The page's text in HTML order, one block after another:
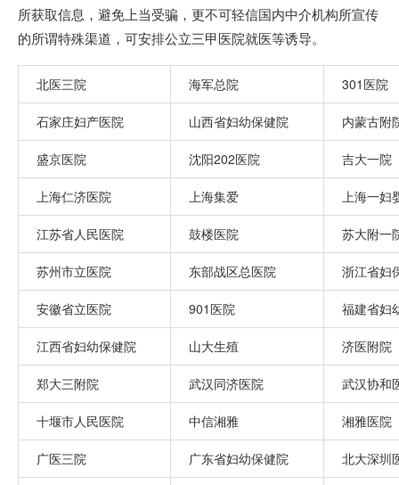
所获取信息，避免上当受骗，更不可轻信国内中介机构所宣传
的所谓特殊渠道，可安排公立三甲医院就医等诱导。
北医三院 海军总院 301医院
石家庄妇产医院 山西省妇幼保健院 内蒙古附
盛京医院 沈阳202医院 吉大一院
上海仁济医院 上海集爱 上海一妇
江苏省人民医院 鼓楼医院 苏大附一
苏州市立医院 东部战区总医院 浙江省妇
安徽省立医院 901医院 福建省妇
江西省妇幼保健院 山大生殖 济医附院
郑大三附院 武汉同济医院 武汉协和
十堰市人民医院 中信湘雅 湘雅医院
广医三院 广东省妇幼保健院 北大深圳